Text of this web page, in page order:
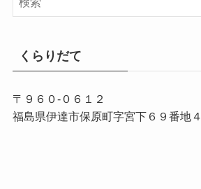
くらりだて
〒９６０-０６１２
福島県伊達市保原町字宮下６９番地４